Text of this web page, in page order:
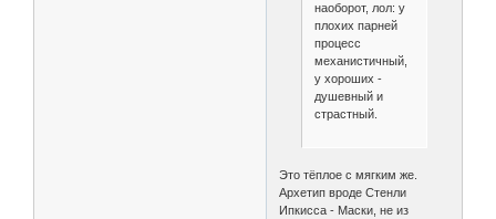
наоборот, лол: у
плохих парней
процесс
механистичный,
у хороших -
душевный и
страстный.
Это тёплое с мягким же.
Архетип вроде Стенли
Ипкисса - Маски, не из